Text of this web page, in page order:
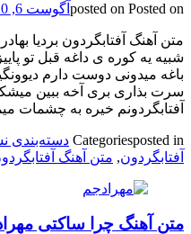
posted on Posted on آگوست 6, 2020
متن آهنگ آفتابگردون بردیا
شبیه یه کوره ی داغه قبل تو
باغه میدونی دوست دارم
سرت بذاری بری آخه ببین
آفتابگردونم خیره به چشمات
Categoriesposted in دسته‌بندی
آفتابگردون, متن آهنگ
متن آهنگ چرا ساکتی